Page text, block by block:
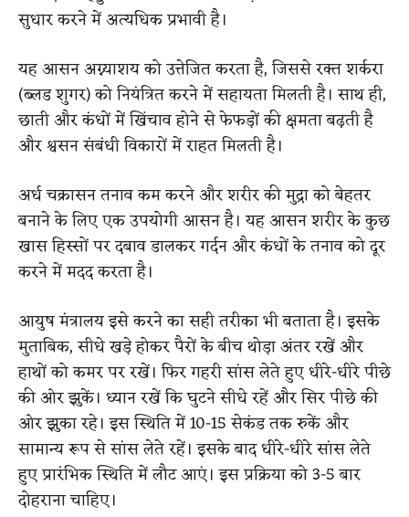
सुधार करने में अत्यधिक प्रभावी है।
यह आसन अग्न्याशय को उत्तेजित करता है, जिससे रक्त शर्करा
(ब्लड शुगर) को नियंत्रित करने में सहायता मिलती है। साथ ही,
छाती और कंधों में खिंचाव होने से फेफड़ों की क्षमता बढ़ती है
और श्वसन संबंधी विकारों में राहत मिलती है।
अर्ध चक्रासन तनाव कम करने और शरीर की मुद्रा को बेहतर
बनाने के लिए एक उपयोगी आसन है। यह आसन शरीर के कुछ
खास हिस्सों पर दबाव डालकर गर्दन और कंधों के तनाव को दूर
करने में मदद करता है।
आयुष मंत्रालय इसे करने का सही तरीका भी बताता है। इसके
मुताबिक, सीधे खड़े होकर पैरों के बीच थोड़ा अंतर रखें और
हाथों को कमर पर रखें। फिर गहरी सांस लेते हुए धीरे-धीरे पीछे
की ओर झुकें। ध्यान रखें कि घुटने सीधे रहें और सिर पीछे की
ओर झुका रहे। इस स्थिति में 10-15 सेकंड तक रुकें और
सामान्य रूप से सांस लेते रहें। इसके बाद धीरे-धीरे सांस लेते
हुए प्रारंभिक स्थिति में लौट आएं। इस प्रक्रिया को 3-5 बार
दोहराना चाहिए।